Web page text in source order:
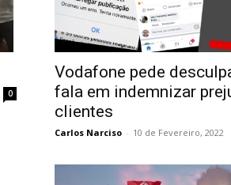
0
Vodafone pede
fala em indemnizar
clientes
Carlos Narciso - 10 de Fevereiro, 2022